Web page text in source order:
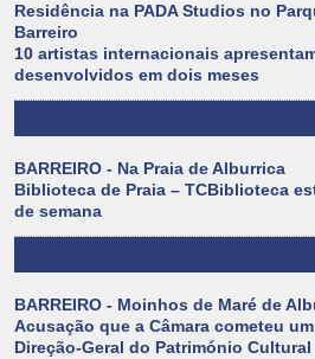
Residência na PADA Studios no
Barreiro
10 artistas internacionais
desenvolvidos em dois meses
BARREIRO - Na Praia de Alburrica
Biblioteca de Praia – TCBiblioteca
de semana
BARREIRO - Moinhos de Maré de
Acusação que a Câmara cometeu
Direção-Geral do Património Cultural